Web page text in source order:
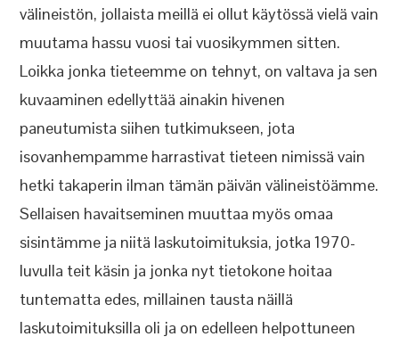
välineistön, jollaista meillä ei ollut käytössä vielä vain
muutama hassu vuosi tai vuosikymmen sitten.
Loikka jonka tieteemme on tehnyt, on valtava ja sen
kuvaaminen edellyttää ainakin hivenen
paneutumista siihen tutkimukseen, jota
isovanhempamme harrastivat tieteen nimissä vain
hetki takaperin ilman tämän päivän välineistöämme.
Sellaisen havaitseminen muuttaa myös omaa
sisintämme ja niitä laskutoimituksia, jotka 1970-
luvulla teit käsin ja jonka nyt tietokone hoitaa
tuntematta edes, millainen tausta näillä
laskutoimituksilla oli ja on edelleen helpottuneen